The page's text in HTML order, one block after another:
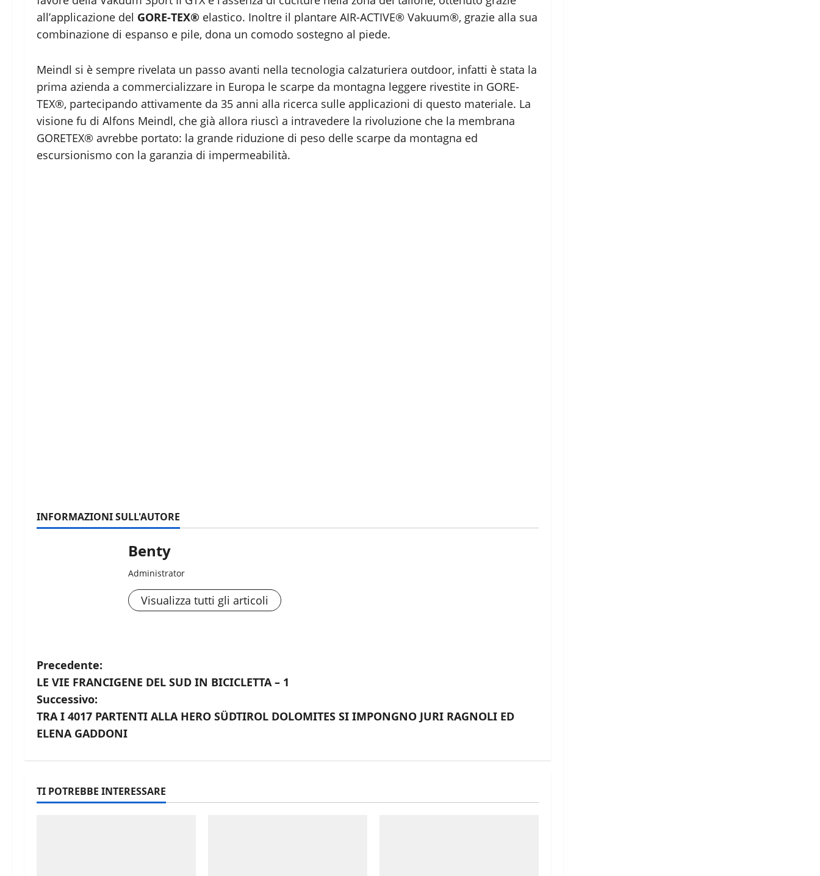
all’applicazione del GORE-TEX® elastico. Inoltre il plantare AIR-ACTIVE® Vakuum®, grazie alla sua
combinazione di espanso e pile, dona un comodo sostegno al piede.
Meindl si è sempre rivelata un passo avanti nella tecnologia calzaturiera outdoor, infatti è stata la
prima azienda a commercializzare in Europa le scarpe da montagna leggere rivestite in GORE-
TEX®, partecipando attivamente da 35 anni alla ricerca sulle applicazioni di questo materiale. La
visione fu di Alfons Meindl, che già allora riuscì a intravedere la rivoluzione che la membrana
GORETEX® avrebbe portato: la grande riduzione di peso delle scarpe da montagna ed
escursionismo con la garanzia di impermeabilità.
INFORMAZIONI SULL'AUTORE
Benty
Administrator
Visualizza tutti gli articoli
N
a
v
i
a
Precedente:
LE VIE FRANCIGENE DEL SUD IN BICICLETTA – 1
Successivo:
TRA I 4017 PARTENTI ALLA HERO SÜDTIROL DOLOMITES SI IMPONGNO JURI RAGNOLI ED
ELENA GADDONI
TI POTREBBE INTERESSARE